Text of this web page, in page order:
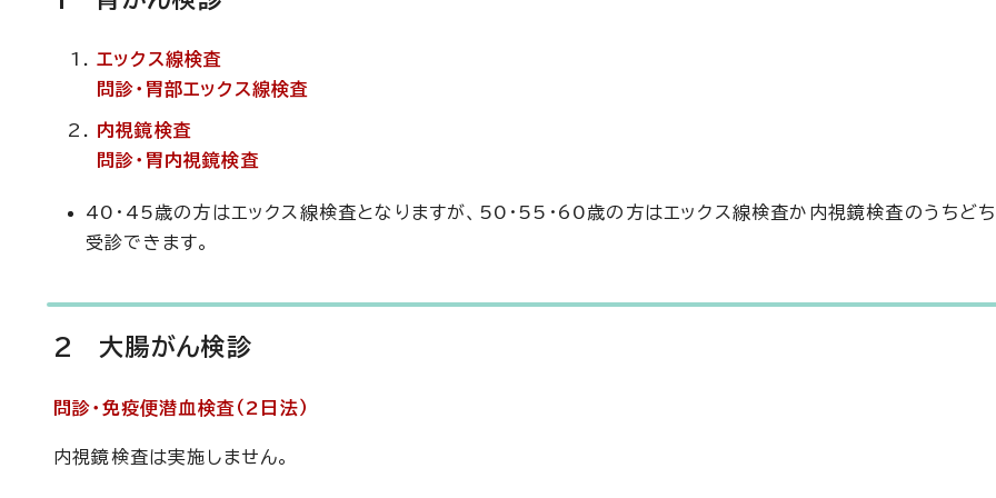
エックス線検査
問診・胃部エックス線検査
内視鏡検査
問診・胃内視鏡検査
40・45歳の方はエックス線検査となりますが、50・55・60歳の方はエックス線検査か内視鏡検査のうちど
受診できます。
2 大腸がん検診
問診・免疫便潜血検査（2日法）
内視鏡検査は実施しません。